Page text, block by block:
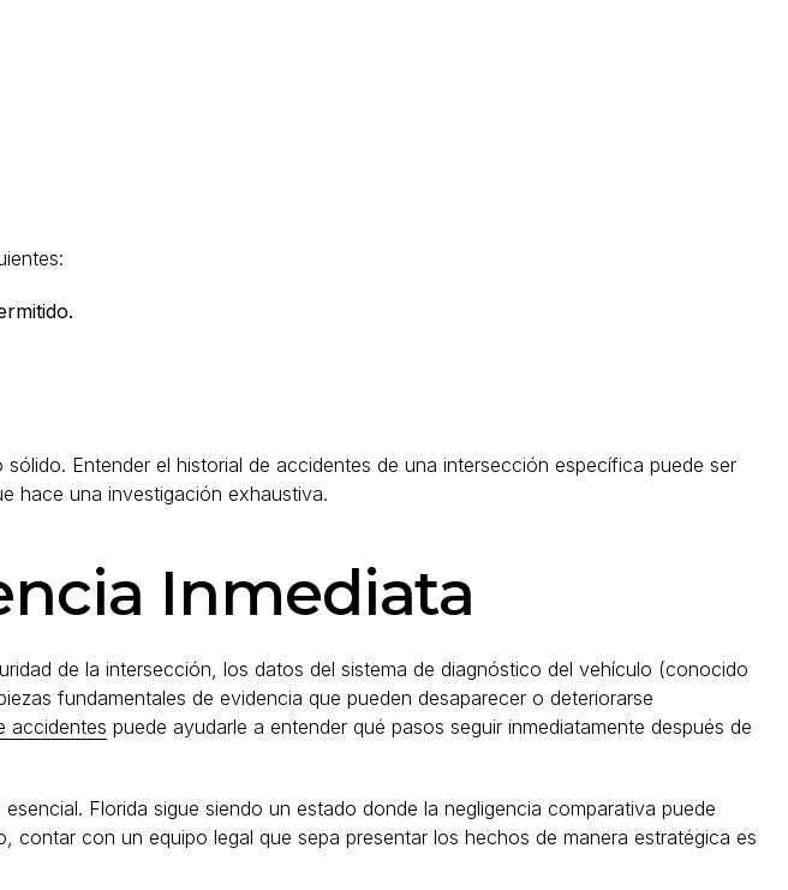
Entender el historial de accidentes de una intersección específica puede ser
hace una investigación exhaustiva.
Inmediata
de la intersección, los datos del sistema de diagnóstico del vehículo (conocido
fundamentales de evidencia que pueden desaparecer o deteriorarse
accidentes puede ayudarle a entender qué pasos seguir inmediatamente después de
Florida sigue siendo un estado donde la negligencia comparativa puede
con un equipo legal que sepa presentar los hechos de manera estratégica es